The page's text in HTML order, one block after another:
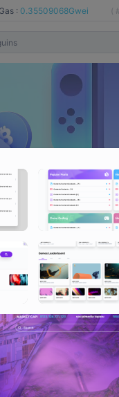
: 0.35509068Gwei (
About
A
with Loopring
커뮤니티